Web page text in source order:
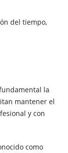
del tiempo,
la
mantener el
y con
como